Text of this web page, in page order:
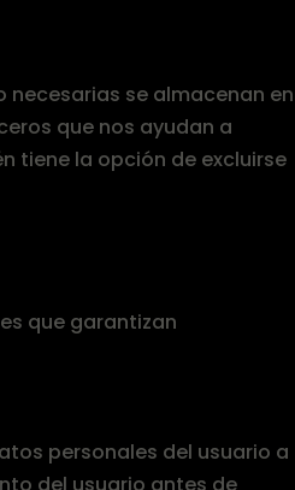
necesarias se almacenan en
que nos ayudan a
tiene la opción de excluirse
que garantizan
personales del usuario a